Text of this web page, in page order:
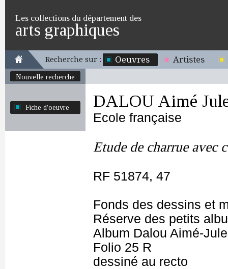
Les collections du département des
arts graphiques
Recherche sur : Oeuvres Artistes
Nouvelle recherche
Fiche d'oeuvre DALOU Aimé
Ecole française
Etude de charrue avec
RF 51874, 47
Fonds des dessins et
Réserve des petits
Album Dalou Aimé-
Folio 25 R
dessiné au recto